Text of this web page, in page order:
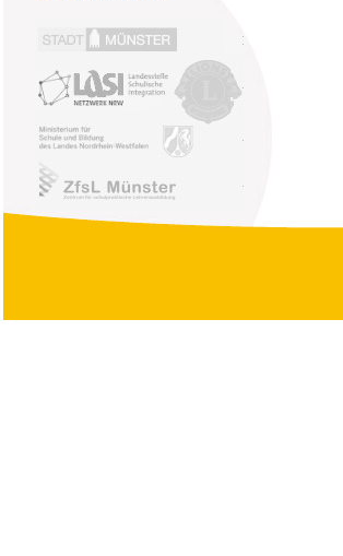
Stadt Münster